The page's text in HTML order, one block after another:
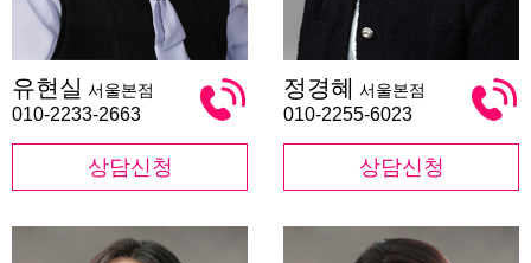
현
실
유현실 서울본점
010-2233-2663
상담신청
경
혜
정경혜 서울본점
010-2255-6023
상담신청